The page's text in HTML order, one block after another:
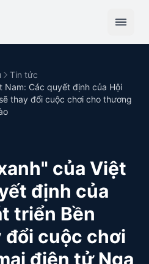
Tin tức
Nam: Các quyết định của Hội
thay đổi cuộc chơi cho thương
của Việt
định của
triển Bền
cuộc chơi
điện tử Nga